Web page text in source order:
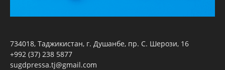
734018, Таджикистан, г. Душанбе, пр. С. Шерози, 16
+992 (37) 238 5877
sugdpressa.tj@gmail.com